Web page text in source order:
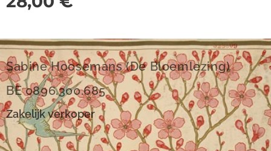
Sabine Hoosemans (De Bloemlezing)
BE 0896.300.685
Zakelijk verkoper